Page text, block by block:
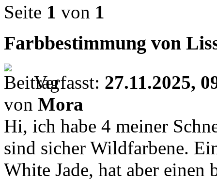
Seite 1 von 1
Farbbestimmung von
Verfasst: 27.11.2025,
von Mora
Hi, ich habe 4 meiner
sind sicher Wildfarbene.
White Jade, hat aber einen